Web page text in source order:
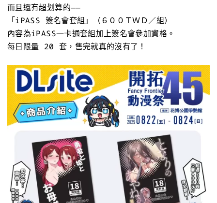
而且還有超划算的——
「iPASS 簽名會套組」（６００ＴＷＤ／組）
內容為iPASS一卡通套組加上簽名會參加資格。
每日限量 20 套，售完就真的沒有了！